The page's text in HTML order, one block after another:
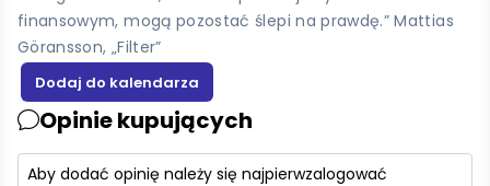
finansowym, mogą pozostać ślepi na prawdę.” Mattias
Göransson, „Filter”
Opinie kupujących
Aby dodać opinię należy się najpierwzalogować